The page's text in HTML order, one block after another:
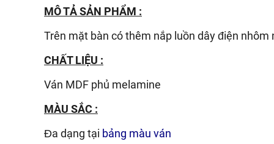
MÔ TẢ SẢN PHẨM :
Trên mặt bàn có thêm nắp luồn dây điện nhôm
CHẤT LIỆU :
Ván MDF phủ melamine
MÀU SẮC :
Đa dạng tại bảng màu ván